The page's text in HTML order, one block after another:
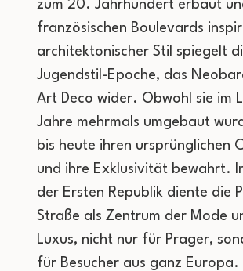
zum 20. Jahrhundert erbaut
französischen Boulevards
architektonischer Stil spiegelt
Jugendstil-Epoche, das
Art Deco wider. Obwohl sie im
Jahre mehrmals umgebaut
bis heute ihren ursprünglichen
und ihre Exklusivität bewahrt.
der Ersten Republik diente die
Straße als Zentrum der Mode
Luxus, nicht nur für Prager,
für Besucher aus ganz